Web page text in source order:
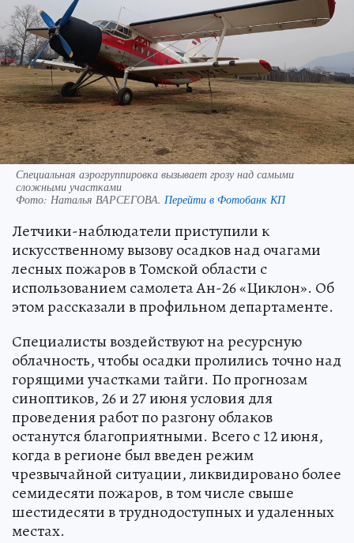
Специальная аэрогруппировка вызывает грозу над самыми
сложными участками
Фото: Наталья ВАРСЕГОВА. Перейти в Фотобанк КП
Летчики-наблюдатели приступили к
искусственному вызову осадков над очагами
лесных пожаров в Томской области с
использованием самолета Ан-26 «Циклон». Об
этом рассказали в профильном департаменте.
Специалисты воздействуют на ресурсную
облачность, чтобы осадки пролились точно над
горящими участками тайги. По прогнозам
синоптиков, 26 и 27 июня условия для
проведения работ по разгону облаков
останутся благоприятными. Всего с 12 июня,
когда в регионе был введен режим
чрезвычайной ситуации, ликвидировано более
семидесяти пожаров, в том числе свыше
шестидесяти в труднодоступных и удаленных
местах.